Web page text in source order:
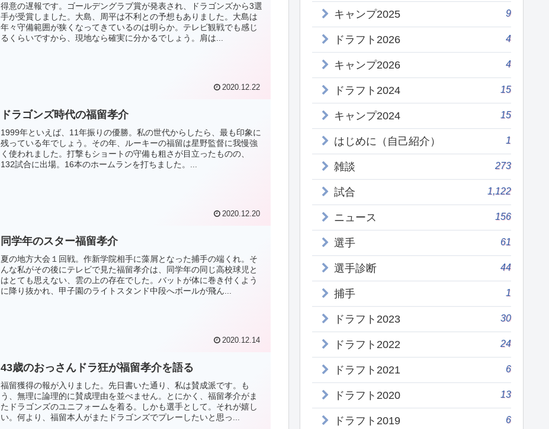
得意の遅報です。ゴールデングラブ賞が発表され、ドラゴンズから3選
手が受賞しました。大島、周平は不利との予想もありました。大島は
年々守備範囲が狭くなってきているのは明らか。テレビ観戦でも感じ
るくらいですから、現地なら確実に分かるでしょう。肩は...
2020.12.22
ドラゴンズ時代の福留孝介
1999年といえば、11年振りの優勝。私の世代からしたら、最も印象に
残っている年でしょう。その年、ルーキーの福留は星野監督に我慢強
く使われました。打撃もショートの守備も粗さが目立ったものの、
132試合に出場。16本のホームランを打ちました。...
2020.12.20
同学年のスター福留孝介
夏の地方大会１回戦。作新学院相手に藻屑となった捕手の端くれ。そ
んな私がその後にテレビで見た福留孝介は、同学年の同じ高校球児と
はとても思えない、雲の上の存在でした。バットが体に巻き付くよう
に降り抜かれ、甲子園のライトスタンド中段へボールが飛ん...
2020.12.14
43歳のおっさんドラ狂が福留孝介を語る
福留獲得の報が入りました。先日書いた通り、私は賛成派です。も
う、無理に論理的に賛成理由を並べません。とにかく、福留孝介がま
たドラゴンズのユニフォームを着る。しかも選手として。それが嬉し
い。何より、福留本人がまたドラゴンズでプレーしたいと思っ...
キャンプ2025 9
ドラフト2026 4
キャンプ2026 4
ドラフト2024 15
キャンプ2024 15
はじめに（自己紹介） 1
雑談 273
試合 1,122
ニュース 156
選手 61
選手診断 44
捕手 1
ドラフト2023 30
ドラフト2022 24
ドラフト2021 6
ドラフト2020 13
ドラフト2019 6